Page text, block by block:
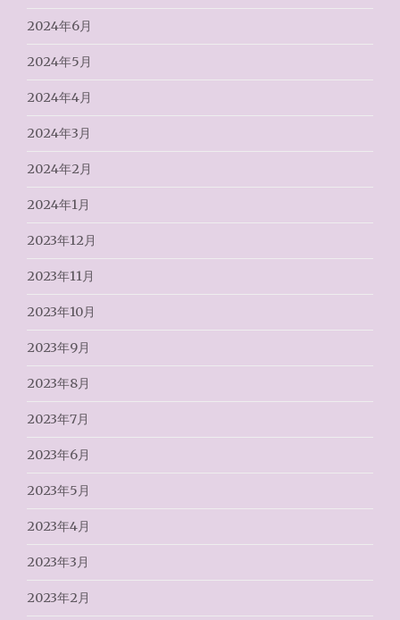
2024年6月
2024年5月
2024年4月
2024年3月
2024年2月
2024年1月
2023年12月
2023年11月
2023年10月
2023年9月
2023年8月
2023年7月
2023年6月
2023年5月
2023年4月
2023年3月
2023年2月